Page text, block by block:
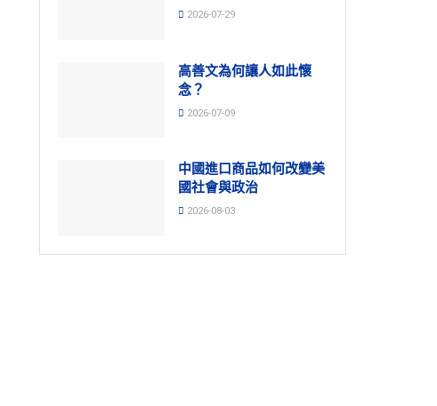
2026-07-29
高善文為何讓人如此懷
念？
2026-07-09
中國進口商品如何改變美
國社會與政治
2026-08-03